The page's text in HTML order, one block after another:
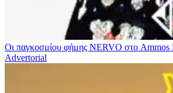
Οι παγκοσμίου φήμης NERVO στο Ammos
Advertorial